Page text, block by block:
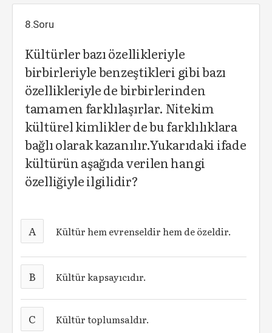
8.Soru
Kültürler bazı özellikleriyle
birbirleriyle benzeştikleri gibi bazı
özellikleriyle de birbirlerinden
tamamen farklılaşırlar. Nitekim
kültürel kimlikler de bu farklılıklara
bağlı olarak kazanılır.Yukarıdaki ifade
kültürün aşağıda verilen hangi
özelliğiyle ilgilidir?
A Kültür hem evrenseldir hem de özeldir.
B Kültür kapsayıcıdır.
C Kültür toplumsaldır.